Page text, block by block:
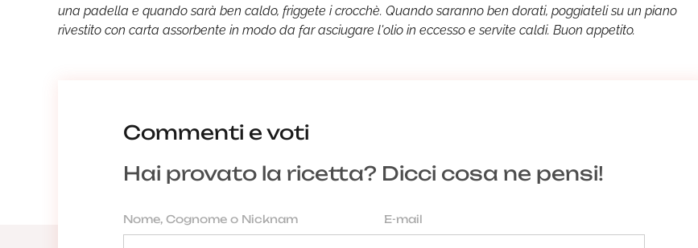
una padella e quando sarà ben caldo, friggete i crocchè. Quando saranno ben dorati, poggiateli su un piano
rivestito con carta assorbente in modo da far asciugare l'olio in eccesso e servite caldi. Buon appetito.
Commenti e voti
Hai provato la ricetta? Dicci cosa ne pensi!